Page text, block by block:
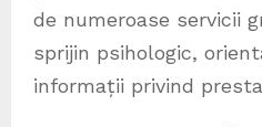
de numeroase servicii
sprijin psihologic,
informații privind